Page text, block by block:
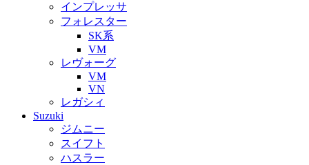
インプレッサ
フォレスター
SK系
VM
レヴォーグ
VM
VN
レガシィ
Suzuki
ジムニー
スイフト
ハスラー